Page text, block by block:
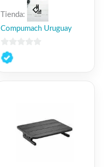
Tienda:
Compumach Uruguay
0
de